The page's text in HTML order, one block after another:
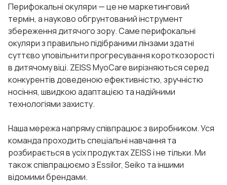
Перифокальні окуляри — це не маркетинговий
термін, а науково обгрунтований інструмент
збереження дитячого зору. Саме перифокальні
окуляри з правильно підібраними лінзами здатні
суттєво уповільнити прогресування короткозорості
в дитячому віці. ZEISS MyoCare вирізняються серед
конкурентів доведеною ефективністю, зручністю
носіння, швидкою адаптацією та надійними
технологіями захисту.
Наша мережа напряму співпрацює з виробником. Уся
команда проходить спеціальні навчання та
розбирається в усіх продуктах ZEISS і не тільки. Ми
також співпрацюємо з Essilor, Seiko та іншими
відомими брендами.